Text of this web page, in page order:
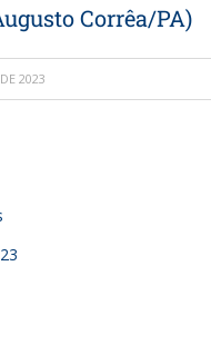
Corrêa/PA)
2023